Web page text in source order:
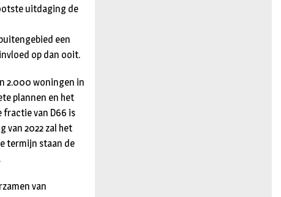
uitdaging de
een
op dan ooit.
2.000 woningen in
plannen en het
fractie van D66 is
van 2022 zal het
termijn staan de
van